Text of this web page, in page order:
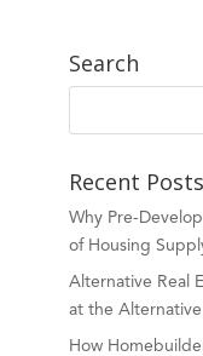
Search
Recent Posts
Why Pre-
of Housing
Alternative Real
at the
How